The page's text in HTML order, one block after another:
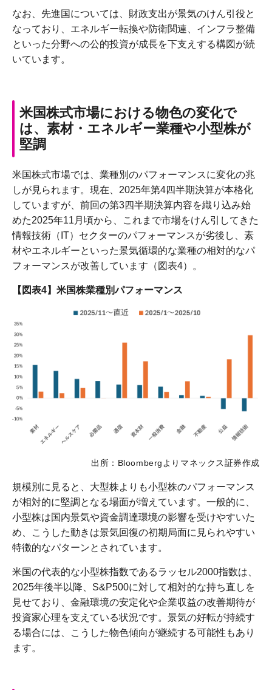
なお、先進国については、財政支出が景気のけん引役と
なっており、エネルギー転換や防衛関連、インフラ整備
といった分野への公的投資が成長を下支えする構図が続
いています。
米国株式市場における物色の変化で
は、素材・エネルギー業種や小型株が
堅調
米国株式市場では、業種別のパフォーマンスに変化の兆
しが見られます。現在、2025年第4四半期決算が本格化
していますが、前回の第3四半期決算内容を織り込み始
めた2025年11月頃から、これまで市場をけん引してきた
情報技術（IT）セクターのパフォーマンスが劣後し、素
材やエネルギーといった景気循環的な業種の相対的なパ
フォーマンスが改善しています（図表4）。
【図表4】米国株業種別パフォーマンス
出所：Bloombergよりマネックス証券作成
規模別に見ると、大型株よりも小型株のパフォーマンス
が相対的に堅調となる場面が増えています。一般的に、
小型株は国内景気や資金調達環境の影響を受けやすいた
め、こうした動きは景気回復の初期局面に見られやすい
特徴的なパターンとされています。
米国の代表的な小型株指数であるラッセル2000指数は、
2025年後半以降、S&P500に対して相対的な持ち直しを
見せており、金融環境の安定化や企業収益の改善期待が
投資家心理を支えている状況です。景気の好転が持続す
る場合には、こうした物色傾向が継続する可能性もあり
ます。